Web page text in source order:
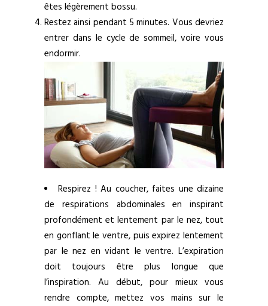
êtes légèrement bossu.
Restez ainsi pendant 5 minutes. Vous devriez
entrer dans le cycle de sommeil, voire vous
endormir.
Respirez ! Au coucher, faites une dizaine
de respirations abdominales en inspirant
profondément et lentement par le nez, tout
en gonflant le ventre, puis expirez lentement
par le nez en vidant le ventre. L’expiration
doit toujours être plus longue que
l’inspiration. Au début, pour mieux vous
rendre compte, mettez vos mains sur le